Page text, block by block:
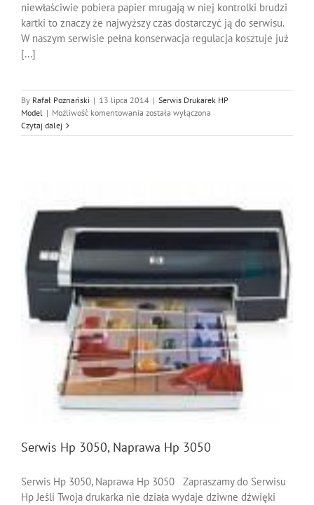
niewłaściwie pobiera papier mrugają w niej kontrolki brudzi
kartki to znaczy że najwyższy czas dostarczyć ją do serwisu.
W naszym serwisie pełna konserwacja regulacja kosztuje już
[...]
By Rafał Poznański | 13 lipca 2014 | Serwis Drukarek HP
Model | Możliwość komentowania Serwis
1020,
została wyłączona
Czytaj dalej
Serwis Hp 3050, Naprawa Hp 3050
Serwis Hp 3050, Naprawa Hp 3050 Zapraszamy do Serwisu
Hp Jeśli Twoja drukarka nie działa wydaje dziwne dźwięki